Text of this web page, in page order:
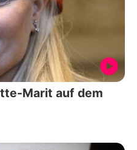
Marit auf dem